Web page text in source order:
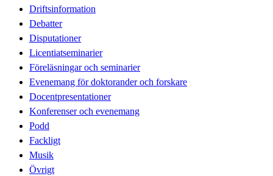
Driftsinformation
Debatter
Disputationer
Licentiatseminarier
Föreläsningar och seminarier
Evenemang för doktorander och forskare
Docentpresentationer
Konferenser och evenemang
Podd
Fackligt
Musik
Övrigt